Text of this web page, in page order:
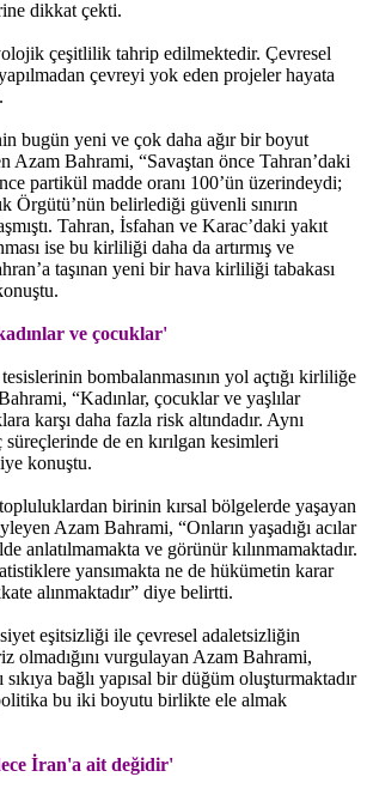
dikkat çekti.
çeşitlilik tahrip edilmektedir. Çevresel
çevreyi yok eden projeler hayata
bugün yeni ve çok daha ağır bir boyut
Azam Bahrami, “Savaştan önce Tahran’daki
partikül madde oranı 100’ün üzerindeydi;
Örgütü’nün belirlediği güvenli sınırın
Tahran, İsfahan ve Karac’daki yakıt
ise bu kirliliği daha da artırmış ve
taşınan yeni bir hava kirliliği tabakası
ve çocuklar'
bombalanmasının yol açtığı kirliliğe
“Kadınlar, çocuklar ve yaşlılar
karşı daha fazla risk altındadır. Aynı
de en kırılgan kesimleri
konuştu.
birinin kırsal bölgelerde yaşayan
Azam Bahrami, “Onların yaşadığı acılar
anlatılmamakta ve görünür kılınmamaktadır.
yansımakta ne de hükümetin karar
alınmaktadır” diye belirtti.
eşitsizliği ile çevresel adaletsizliğin
olmadığını vurgulayan Azam Bahrami,
bağlı yapısal bir düğüm oluşturmaktadır
bu iki boyutu birlikte ele almak
İran'a ait değidir'